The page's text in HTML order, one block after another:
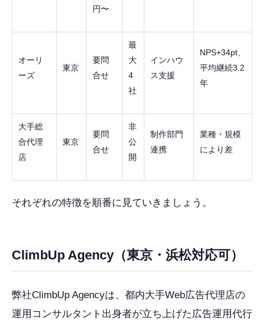
円〜
オーリ
ーズ
東京
要問
合せ
最
大
4
社
インハウ
ス支援
NPS+34pt、
平均継続3.2
年
大手総
合代理
店
東京
要問
合せ
非
公
開
制作部門
連携
業種・規模
により差
それぞれの特徴を順番に見ていきましょう。
ClimbUp Agency（東京・浜松対応可）
弊社ClimbUp Agencyは、都内大手Web広告代理店の
運用コンサルタント出身者が立ち上げた広告運用代行